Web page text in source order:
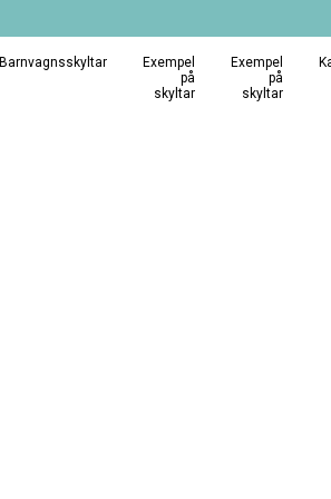
Barnvagnsskyltar
Exempel
på
skyltar
Exempel
på
skyltar